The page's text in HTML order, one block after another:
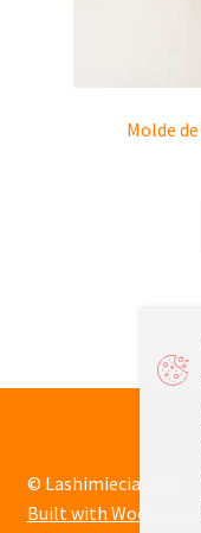
Molde
© Lashimiecia 2026
Built with